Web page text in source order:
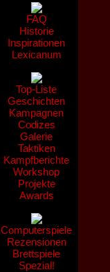
FAQ
Historie
Inspirationen
Lexicanum
Top-Liste
Geschichten
Kampagnen
Codizes
Galerie
Taktiken
Kampfberichte
Workshop
Projekte
Awards
Computerspiele
Rezensionen
Brettspiele
Spezial!